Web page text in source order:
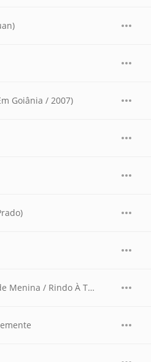
Goiânia / 2007)
I Don't Wanna Dance / Colo de Menina / Rindo À Toa (Ao Vivo)